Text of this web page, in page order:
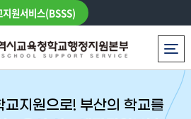
지원서비스(BSSS)
로그인 LANGUAGE전체메뉴
교지원으로! 부산의 학교를